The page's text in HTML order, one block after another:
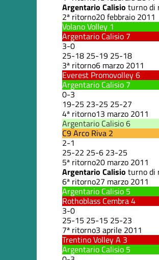
Argentario Calisio turno di
2ª ritorno20 febbraio 2011
Volano Volley 1
Argentario Calisio 7
3-0
25-18 25-19 25-18
3ª ritorno6 marzo 2011
Everest Promovolley6
Argentario Calisio 7
0-3
19-25 23-25 25-27
4ª ritorno13 marzo 2011
Argentario Calisio6
C9 Arco Riva 2
2-1
25-22 25-6 23-25
5ª ritorno20 marzo 2011
Argentario Calisio turno di
6ª ritorno27 marzo 2011
Argentario Calisio 5
Rothoblass Cembra4
3-0
25-15 25-15 25-23
7ª ritorno3 aprile 2011
Trentino Volley A 3
Argentario Calisio 5